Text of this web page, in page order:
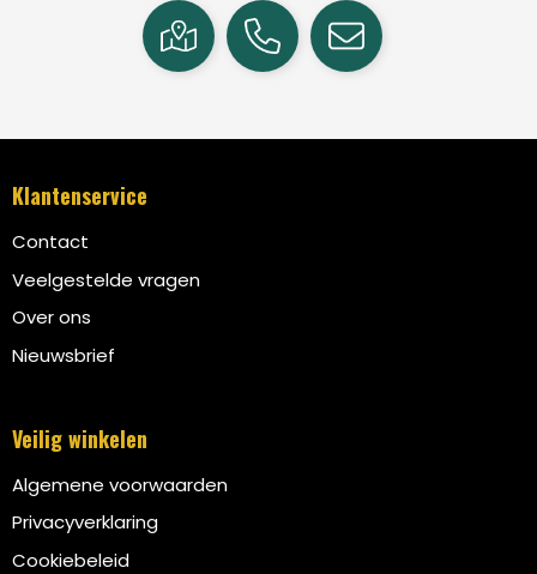
Klantenservice
Contact
Veelgestelde vragen
Over ons
Nieuwsbrief
Veilig winkelen
Algemene voorwaarden
Privacyverklaring
Cookiebeleid